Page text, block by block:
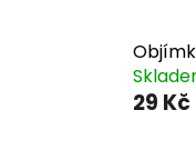
29 Kč